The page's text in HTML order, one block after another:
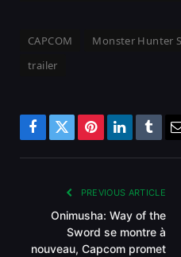
CAPCOM
Monster Hunter
trailer
Facebook
TwitterPinterestLinkedIn
PREVIOUS ARTICLE
Onimusha: Way of the
Sword se montre à
nouveau, Capcom promet